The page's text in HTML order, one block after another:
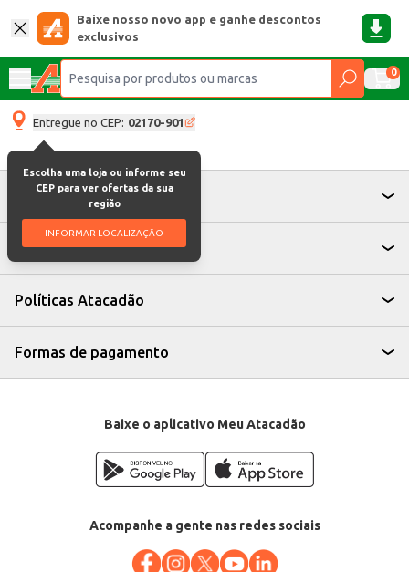
Baixe nosso novo app e ganhe descontos
exclusivos
0
Entregue no CEP: 02170-901
Escolha uma loja ou informe seu
CEP para ver ofertas da sua
região
INFORMAR LOCALIZAÇÃO
Atendimento
Institucional
Políticas Atacadão
Formas de pagamento
Baixe o aplicativo Meu Atacadão
Acompanhe a gente nas redes sociais